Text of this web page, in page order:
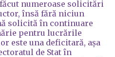
numeroase solicitări
însă fără niciun
solicită în continuare
pentru lucrările
este una deficitară, așa
de Stat în